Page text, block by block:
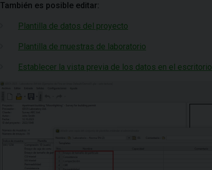
También es posible editar:
Plantilla de datos del proyecto
Plantilla de muestras de laboratorio
Establecer la vista previa de los datos en el escritorio